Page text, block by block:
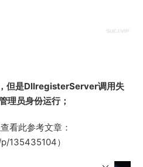
但是DllregisterServer调用失
理员身份运行；
看此参考文章：
135435104）